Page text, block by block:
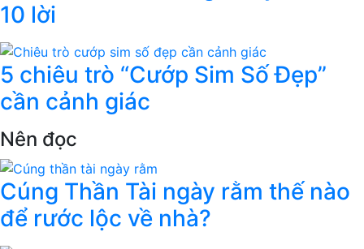
10 lời
5 chiêu trò “Cướp Sim Số Đẹp”
cần cảnh giác
Nên đọc
Cúng Thần Tài ngày rằm thế nào
để rước lộc về nhà?